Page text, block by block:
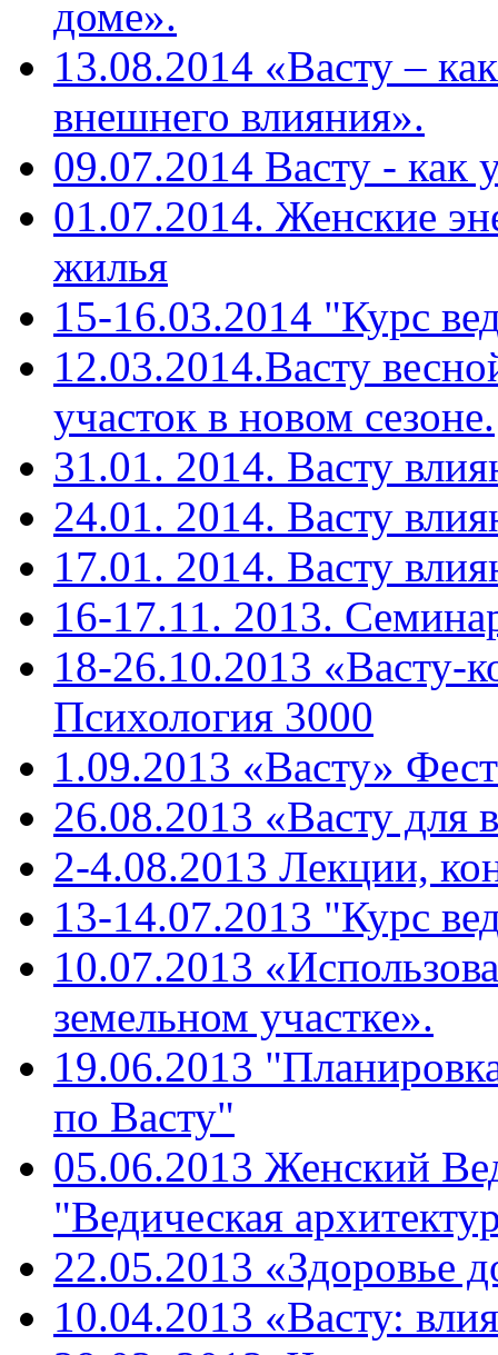
доме».
13.08.2014 «Васту –
внешнего влияния».
09.07.2014 Васту - как
01.07.2014. Женские
жилья
15-16.03.2014 "Курс
12.03.2014.Васту
участок в новом сезоне.
31.01. 2014. Васту
24.01. 2014. Васту
17.01. 2014. Васту
16-17.11. 2013.
18-26.10.2013 «Васту-
Психология 3000
1.09.2013 «Васту»
26.08.2013 «Васту для
2-4.08.2013 Лекции,
13-14.07.2013 "Курс
10.07.2013
земельном участке».
19.06.2013
по Васту"
05.06.2013 Женский
"Ведическая
22.05.2013 «Здоровье
10.04.2013 «Васту: